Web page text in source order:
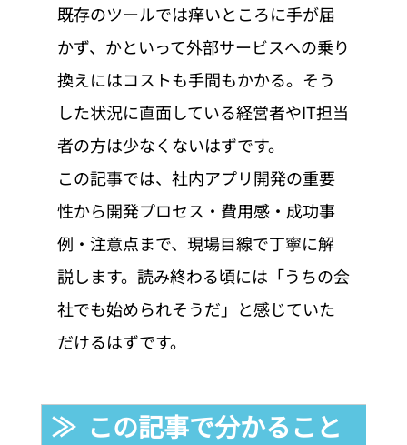
既存のツールでは痒いところに手が届
かず、かといって外部サービスへの乗り
換えにはコストも手間もかかる。そう
した状況に直面している経営者やIT担当
者の方は少なくないはずです。
この記事では、社内アプリ開発の重要
性から開発プロセス・費用感・成功事
例・注意点まで、現場目線で丁寧に解
説します。読み終わる頃には「うちの会
社でも始められそうだ」と感じていた
だけるはずです。
≫  この記事で分かること